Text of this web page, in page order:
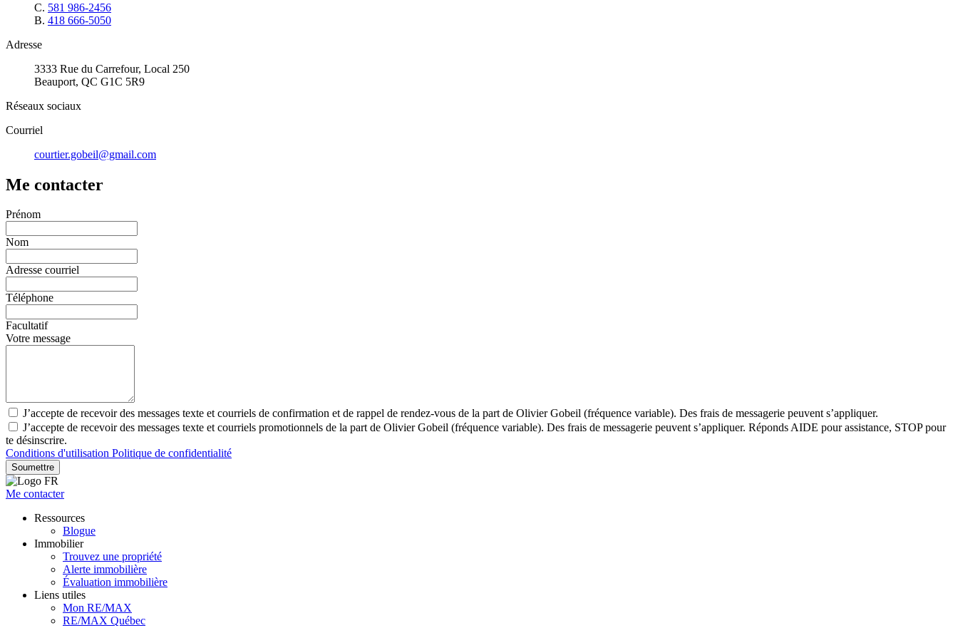
C. 581 986-2456
B. 418 666-5050
Adresse
3333 Rue du Carrefour, Local 250
Beauport, QC G1C 5R9
Réseaux sociaux
Courriel
courtier.gobeil@gmail.com
Me contacter
Prénom
Nom
Adresse courriel
Téléphone
Facultatif
Votre message
J’accepte de recevoir des messages texte et courriels de confirmation et de rappel de rendez-vous de la part de Olivier Gobeil (fréquence variable). Des frais de messagerie peuvent s’appliquer.
J’accepte de recevoir des messages texte et courriels promotionnels de la part de Olivier Gobeil (fréquence variable). Des frais de messagerie peuvent s’appliquer. Réponds AIDE pour assistance, STOP pour
te désinscrire.
Conditions d'utilisation Politique de confidentialité
Soumettre
Me contacter
Ressources
Blogue
Immobilier
Trouvez une propriété
Alerte immobilière
Évaluation immobilière
Liens utiles
Mon RE/MAX
RE/MAX Québec